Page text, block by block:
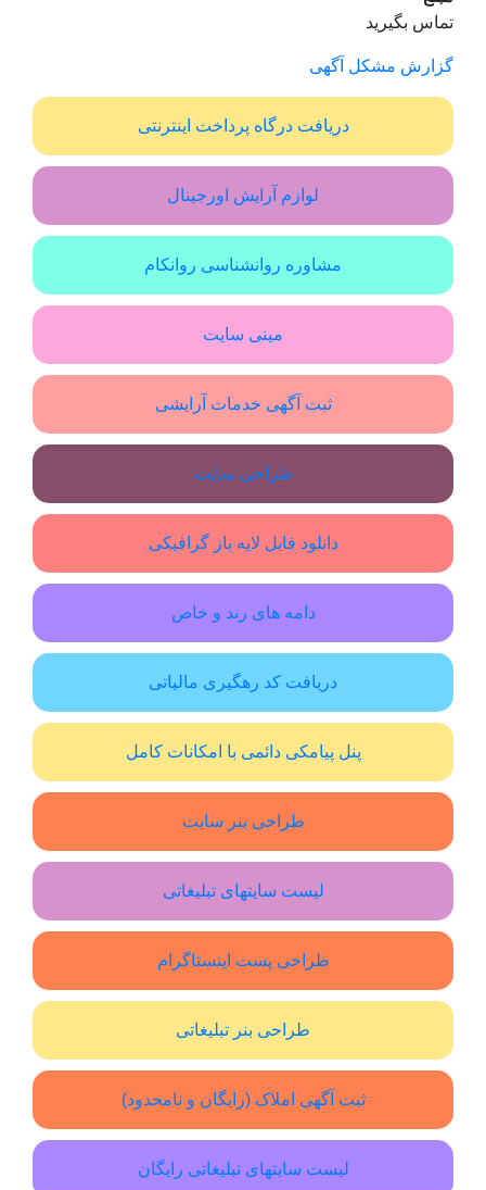
تماس بگیرید
گزارش مشکل آگهی
دریافت درگاه پرداخت اینترنتی
لوازم آرایش اورجینال
مشاوره روانشناسی روانکام
مینی سایت
ثبت آگهی خدمات آرایشی
طراحی سایت
دانلود فایل لایه باز گرافیکی
دامه های رند و خاص
دریافت کد رهگیری مالیاتی
پنل پیامکی دائمی با امکانات کامل
طراحی بنر سایت
لیست سایتهای تبلیغاتی
طراحی پست اینستاگرام
طراحی بنر تبلیغاتی
ثبت آگهی املاک (رایگان و نامحدود)
لیست سایتهای تبلیغاتی رایگان